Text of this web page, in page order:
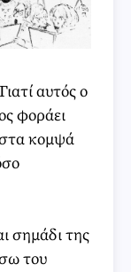
αυτός ο
φοράει
στα κομψά
σημάδι της
του